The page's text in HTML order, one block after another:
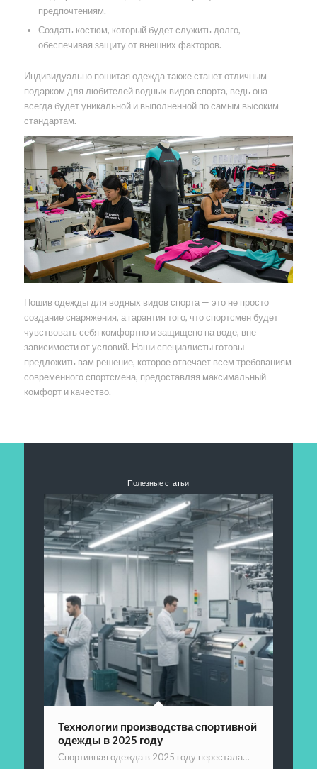
предпочтениям.
Создать костюм, который будет служить долго,
обеспечивая защиту от внешних факторов.
Индивидуально пошитая одежда также станет отличным
подарком для любителей водных видов спорта, ведь она
всегда будет уникальной и выполненной по самым высоким
стандартам.
Пошив одежды для водных видов спорта — это не просто
создание снаряжения, а гарантия того, что спортсмен будет
чувствовать себя комфортно и защищено на воде, вне
зависимости от условий. Наши специалисты готовы
предложить вам решение, которое отвечает всем требованиям
современного спортсмена, предоставляя максимальный
комфорт и качество.
Полезные статьи
Технологии производства спортивной
одежды в 2025 году
Спортивная одежда в 2025 году перестала…